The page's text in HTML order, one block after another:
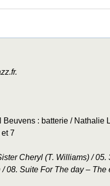
: batterie / Nathalie
7
Cheryl (T. Williams) / 05.
08. Suite For The day – The